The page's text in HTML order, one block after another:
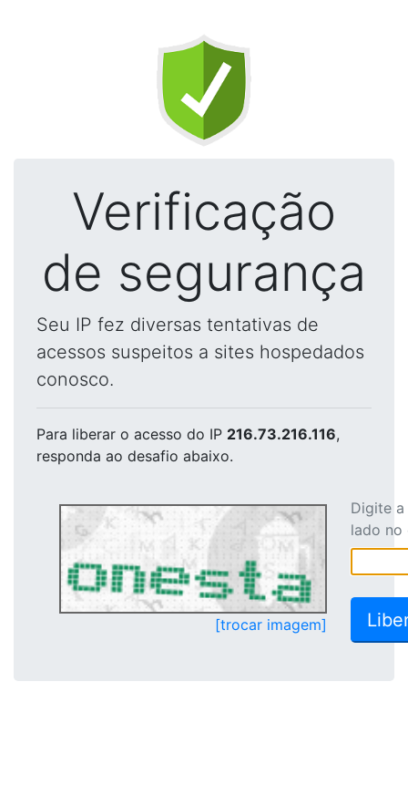
Verificação
de segurança
Seu IP fez diversas tentativas de
acessos suspeitos a sites hospedados
conosco.
Para liberar o acesso do IP 216.73.216.116,
responda ao desafio abaixo.
[trocar imagem]
Digite
lado no